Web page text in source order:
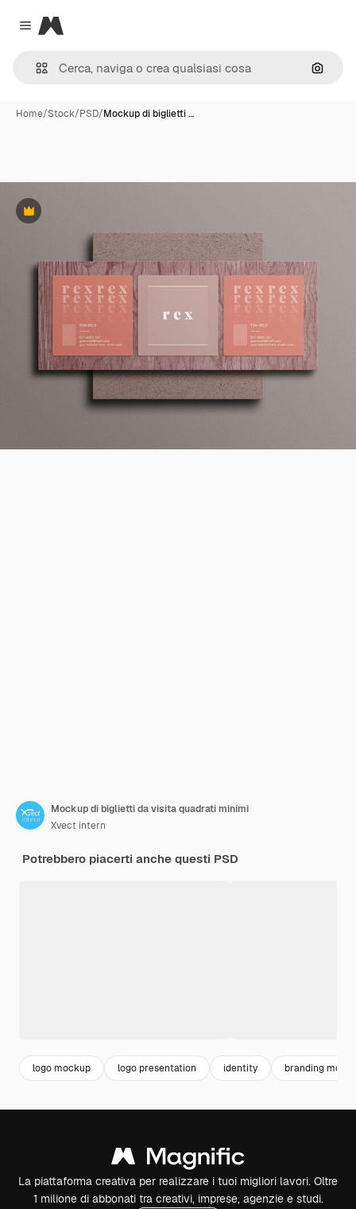
Close menu
Magnific
Cerca
Home/Stock/PSD/Mockup di biglietti …
Premium
Mockup di biglietti da visita quadrati minimi
Xvect intern
Potrebbero piacerti anche questi PSD
logo mockup logo presentation identity branding
La piattaforma creativa per realizzare i tuoi migliori lavori. Oltre
1 milione di abbonati tra creativi, imprese, agenzie e studi.